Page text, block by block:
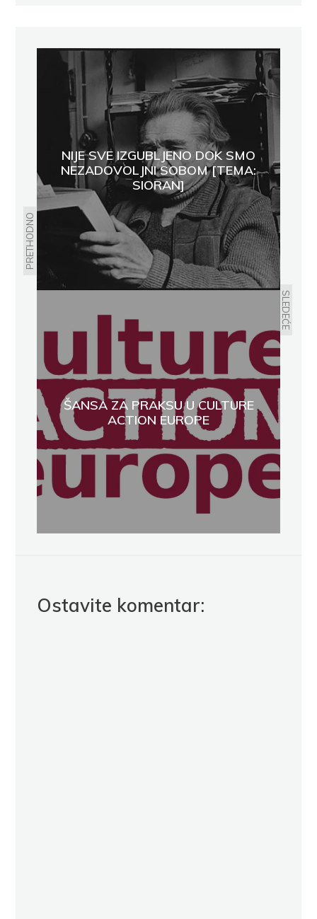
PRETHODNO
NIJE SVE IZGUBLJENO DOK SMO
NEZADOVOLJNI SOBOM [TEMA:
SIORAN]
SLEDEĆE
ŠANSA ZA PRAKSU U CULTURE
ACTION EUROPE
Ostavite komentar: